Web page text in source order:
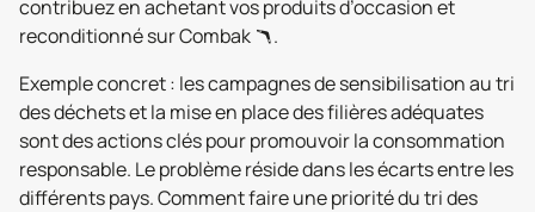
contribuez en achetant vos produits d’occasion et
reconditionné sur Combak 🪃.
Exemple concret : les campagnes de sensibilisation au tri
des déchets et la mise en place des filières adéquates
sont des actions clés pour promouvoir la consommation
responsable. Le problème réside dans les écarts entre les
différents pays. Comment faire une priorité du tri des